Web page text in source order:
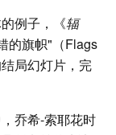
例子，《辐
的旗帜"（Flags
局幻灯片，完
乔希-索耶花时